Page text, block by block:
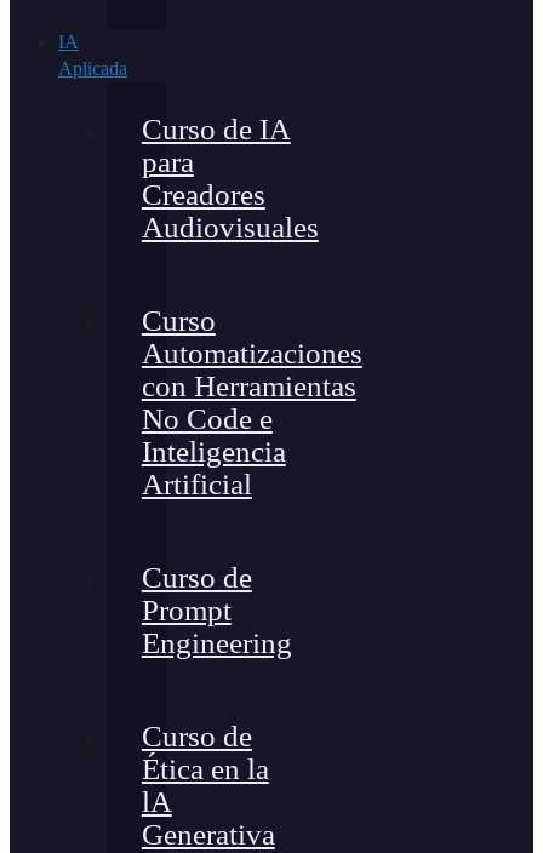
IA
Aplicada
Curso de IA
para
Creadores
Audiovisuales
Curso
Automatizaciones
con Herramientas
No Code e
Inteligencia
Artificial
Curso de
Prompt
Engineering
Curso de
Ética en la
lA
Generativa